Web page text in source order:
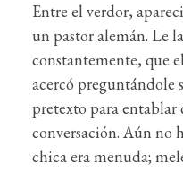
Entre el verdor,
un pastor alemán. Le
constantemente, que
acercó preguntándole
pretexto para entablar
conversación. Aún no
chica era menuda;